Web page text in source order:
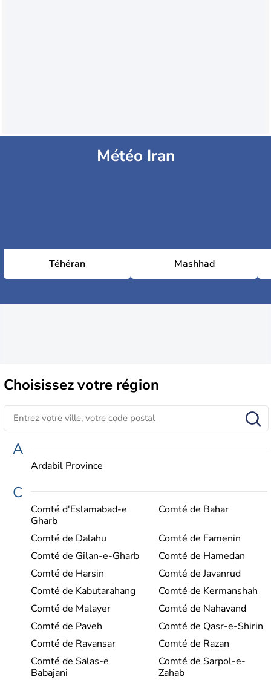
Météo Iran
Téhéran Mashhad
Choisissezvotre région
A
Ardabil Province
C
Comté d'Eslamabad-e
Gharb
Comté de Bahar
Comté de Dalahu
Comté de Famenin
Comté de Gilan-e-Gharb
Comté de Hamedan
Comté de Harsin
Comté de Javanrud
Comté de Kabutarahang
Comté de Kermanshah
Comté de Malayer
Comté de Nahavand
Comté de Paveh
Comté de Qasr-e-Shirin
Comté de Ravansar
Comté de Razan
Comté de Salas-e
Babajani
Comté de Sarpol-e-
Zahab